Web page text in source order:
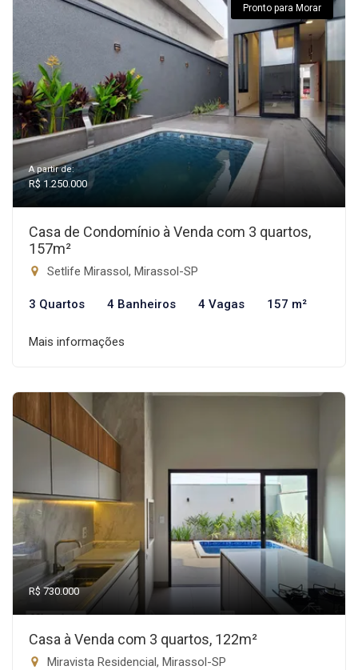
Pronto para Morar
A partir de:
R$ 1.250.000
Casa de Condomínio à Venda com 3 quartos,
157m²
Setlife Mirassol, Mirassol-SP
3 Quartos 4 Banheiros 4 Vagas 157 m²
Mais informações
R$ 730.000
Casa à Venda com 3 quartos, 122m²
Miravista Residencial, Mirassol-SP